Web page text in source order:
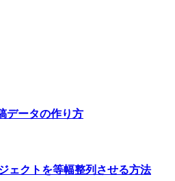
データの作り方
ェクトを等幅整列させる方法